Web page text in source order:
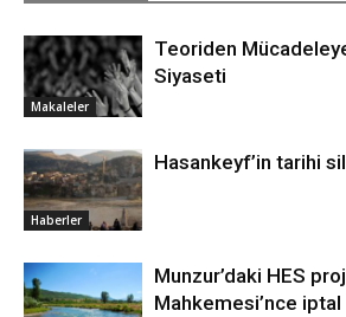
Makaleler
Teoriden
Siyaseti
Haberler
Hasankeyf’in tarihi
Munzur’daki HES
Mahkemesi’nce